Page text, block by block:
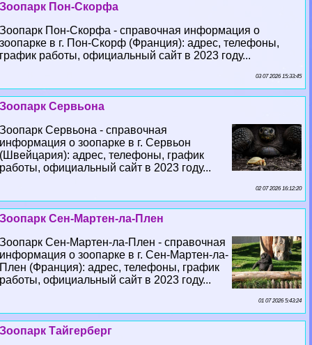
Зоопарк Пон-Скорфа
Зоопарк Пон-Скорфа - справочная информация о
зоопарке в г. Пон-Скорф (Франция): адрес, телефоны,
график работы, официальный сайт в 2023 году...
03 07 2026 15:33:45
Зоопарк Сервьона
Зоопарк Сервьона - справочная
информация о зоопарке в г. Сервьон
(Швейцария): адрес, телефоны, график
работы, официальный сайт в 2023 году...
02 07 2026 16:12:20
Зоопарк Сен-Мартен-ла-Плен
Зоопарк Сен-Мартен-ла-Плен - справочная
информация о зоопарке в г. Сен-Мартен-ла-
Плен (Франция): адрес, телефоны, график
работы, официальный сайт в 2023 году...
01 07 2026 5:43:24
Зоопарк Тайгерберг